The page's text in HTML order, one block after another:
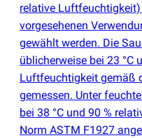
relative
vorgesehenen
gewählt werden. Die
üblicherweise bei 23 °C
Luftfeuchtigkeit gemäß
gemessen. Unter
bei 38 °C und 90 %
Norm ASTM F1927